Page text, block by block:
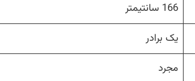
166 سانتیمتر
یک برادر
مجرد